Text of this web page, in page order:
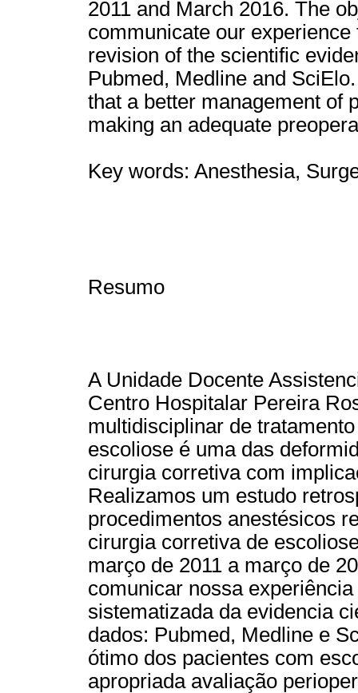
2011 and March 2016. The
communicate our
revision of the scientific
Pubmed, Medline and
that a better management of
making an adequate
Key words: Anesthesia,
Resumo
A Unidade Docente
Centro Hospitalar Pereira
multidisciplinar de
escoliose é uma das
cirurgia corretiva com
Realizamos um estudo
procedimentos anestésicos
cirurgia corretiva de
março de 2011 a março de
comunicar nossa
sistematizada da evidencia
dados: Pubmed, Medline e
ótimo dos pacientes com
apropriada avaliação